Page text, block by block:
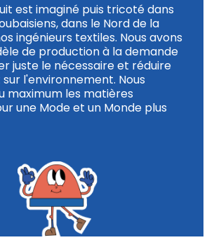
est imaginé puis tricoté dans
dans le Nord de la
ingénieurs textiles. Nous avons
de production à la demande
juste le nécessaire et réduire
l'environnement. Nous
maximum les matières
une Mode et un Monde plus